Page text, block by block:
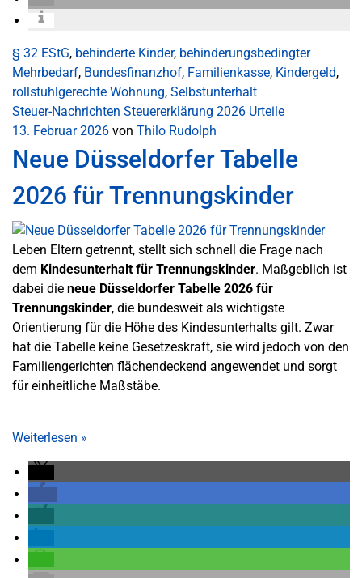
§ 32 EStG, behinderte Kinder, behinderungsbedingter
Mehrbedarf, Bundesfinanzhof, Familienkasse, Kindergeld,
rollstuhlgerechte Wohnung, Selbstunterhalt
Steuer-Nachrichten Steuererklärung 2026 Urteile
13. Februar 2026 von Thilo Rudolph
Neue Düsseldorfer Tabelle
2026 für Trennungskinder
Leben Eltern getrennt, stellt sich schnell die Frage nach
dem Kindesunterhalt für Trennungskinder. Maßgeblich ist
dabei die neue Düsseldorfer Tabelle 2026 für
Trennungskinder, die bundesweit als wichtigste
Orientierung für die Höhe des Kindesunterhalts gilt. Zwar
hat die Tabelle keine Gesetzeskraft, sie wird jedoch von den
Familiengerichten flächendeckend angewendet und sorgt
für einheitliche Maßstäbe.
Weiterlesen »